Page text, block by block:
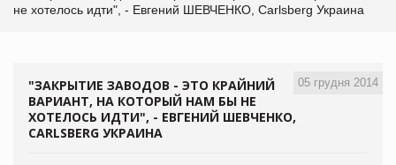
не хотелось идти", - Евгений ШЕВЧЕНКО, Carlsberg Украина
05 грудня 2014
"ЗАКРЫТИЕ ЗАВОДОВ - ЭТО КРАЙНИЙ
ВАРИАНТ, НА КОТОРЫЙ НАМ БЫ НЕ
ХОТЕЛОСЬ ИДТИ", - ЕВГЕНИЙ ШЕВЧЕНКО,
CARLSBERG УКРАИНА